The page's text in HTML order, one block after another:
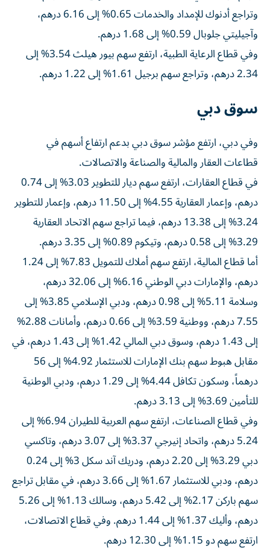
وتراجع أدنوك للإمداد والخدمات 0.65% إلى 6.16 درهم،
وآجيليتي جلوبال 0.59% إلى 1.68 درهم.
وفي قطاع الرعاية الطبية، ارتفع سهم بيور هيلث 3.54% إلى
2.34 درهم، وتراجع سهم برجيل 1.61% إلى 1.22 درهم.
سوق دبي
وفي دبي، ارتفع مؤشر سوق دبي بدعم ارتفاع أسهم في
قطاعات العقار والمالية والصناعة والاتصالات.
في قطاع العقارات، ارتفع سهم ديار للتطوير 3.03% إلى 0.74
درهم، وإعمار العقارية 4.55% إلى 11.50 درهم، وإعمار للتطوير
3.24% إلى 13.38 درهم، فيما تراجع سهم الاتحاد العقارية
3.29% إلى 0.58 درهم، وتيكوم 0.89% إلى 3.35 درهم.
أما قطاع المالية، ارتفع سهم أملاك للتمويل 7.83% إلى 1.24
درهم، والإمارات دبي الوطني 6.16% إلى 32.06 درهم،
وسلامة 5.11% إلى 0.98 درهم، ودبي الإسلامي 3.85% إلى
7.55 درهم، ووطنية 3.59% إلى 0.66 درهم، وأمانات 2.88%
إلى 1.43 درهم، وسوق دبي المالي 1.42% إلى 1.43 درهم، في
مقابل هبوط سهم بنك الإمارات للاستثمار 4.92% إلى 56
درهماً، وسكون تكافل 4.44% إلى 1.29 درهم، ودبي الوطنية
للتأمين 3.69% إلى 3.13 درهم.
وفي قطاع الصناعات، ارتفع سهم العربية للطيران 6.94% إلى
5.24 درهم، واتحاد إنيرجي 3.37% إلى 3.07 درهم، وتاكسي
دبي 3.29% إلى 2.20 درهم، ودريك آند سكل 3% إلى 0.24
درهم، ودبي للاستثمار 1.67% إلى 3.66 درهم، في مقابل تراجع
سهم باركن 2.17% إلى 5.42 درهم، وسالك 1.13% إلى 5.26
درهم، وأليك 1.37% إلى 1.44 درهم. وفي قطاع الاتصالات،
ارتفع سهم دو 1.15% إلى 12.30 درهم.